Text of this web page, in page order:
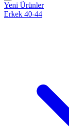
Yeni Ürünler
Erkek 40-44